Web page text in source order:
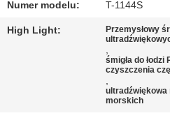
SIĘ
Z
AKTUALNOŚCI
Numer modelu: T-1144S
High Light:
Przemysłowy
,
śmigła do
czyszczenia
,
ultradźwiękowa
morskich